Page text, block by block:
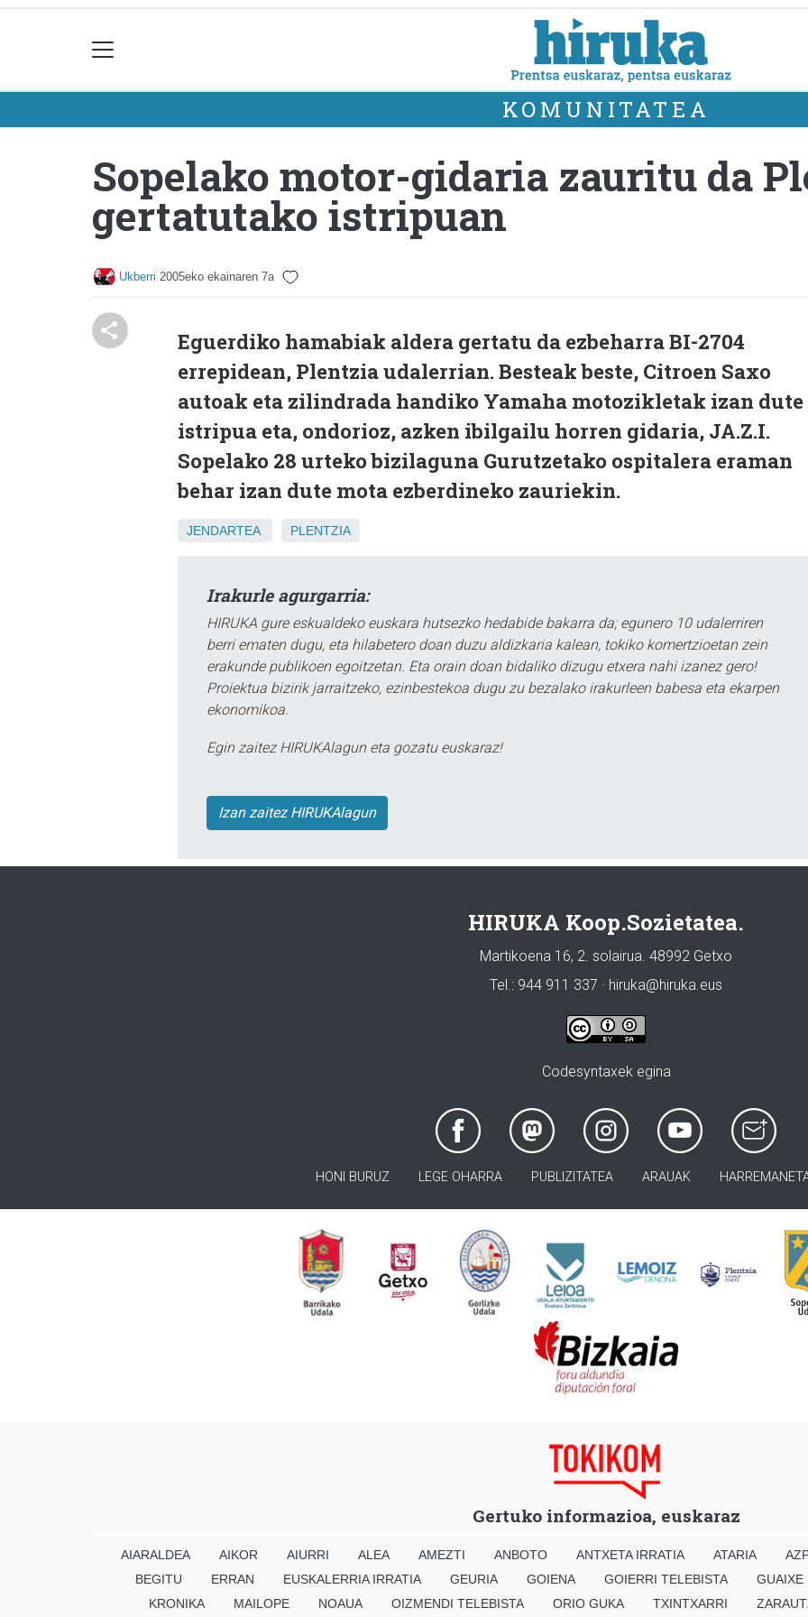
KOMUNITATEA
Sopelako motor-gidaria zauritu da
gertatutako istripuan
Ukberri 2005eko ekainaren 7a
Eguerdiko hamabiak aldera gertatu da ezbeharra BI-2704
errepidean, Plentzia udalerrian. Besteak beste, Citroen Saxo
autoak eta zilindrada handiko Yamaha motozikletak izan dute
istripua eta, ondorioz, azken ibilgailu horren gidaria, JA.Z.I.
Sopelako 28 urteko bizilaguna Gurutzetako ospitalera eraman
behar izan dute mota ezberdineko zauriekin.
JENDARTEA PLENTZIA
Irakurle agurgarria:
HIRUKA gure eskualdeko euskara hutsezko hedabide bakarra da; egunero 10 udalerriren
berri ematen dugu, eta hilabetero doan duzu aldizkaria kalean, tokiko komertzioetan zein
erakunde publikoen egoitzetan. Eta orain doan bidaliko dizugu etxera nahi izanez gero!
Proiektua bizirik jarraitzeko, ezinbestekoa dugu zu bezalako irakurleen babesa eta ekarpen
ekonomikoa.
Egin zaitez HIRUKAlagun eta gozatu euskaraz!
Izan zaitez HIRUKAlagun
HIRUKA Koop.Sozietatea.
Martikoena 16, 2. solairua. 48992 Getxo
Tel.: 944 911 337 · hiruka@hiruka.eus
Codesyntaxek egina
HONI BURUZ LEGE OHARRA PUBLIZITATEA ARAUAK
Gertuko informazioa, euskaraz
AIARALDEA AIKOR AIURRI ALEA AMEZTI ANBOTO ANTXETA IRRATIA ATARIA
BEGITU
ERRAN EUSKALERRIA IRRATIA GEURIA GOIENA GOIERRI TELEBISTA GUAIXE
KRONIKA
MAILOPE NOAUA OIZMENDI TELEBISTA ORIO GUKA TXINTXARRI